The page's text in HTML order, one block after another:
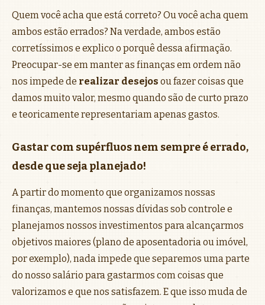
Quem você acha que está correto? Ou você acha quem
ambos estão errados? Na verdade, ambos estão
corretíssimos e explico o porquê dessa afirmação.
Preocupar-se em manter as finanças em ordem não
nos impede de realizar desejos ou fazer coisas que
damos muito valor, mesmo quando são de curto prazo
e teoricamente representariam apenas gastos.
Gastar com supérfluos nem sempre é errado,
desde que seja planejado!
A partir do momento que organizamos nossas
finanças, mantemos nossas dívidas sob controle e
planejamos nossos investimentos para alcançarmos
objetivos maiores (plano de aposentadoria ou imóvel,
por exemplo), nada impede que separemos uma parte
do nosso salário para gastarmos com coisas que
valorizamos e que nos satisfazem. E que isso muda de